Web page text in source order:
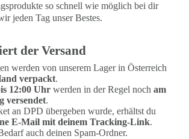
so schnell wie möglich bei dir
jeden Tag unser Bestes.
der Versand
werden von unserem Lager in Österreich
verpackt.
12:00 Uhrwerden in der Regel noch am
versendet.
an DPD übergeben wurde, erhältst du
E-Mail mit deinem Tracking-Link.
auch deinen Spam-Ordner.